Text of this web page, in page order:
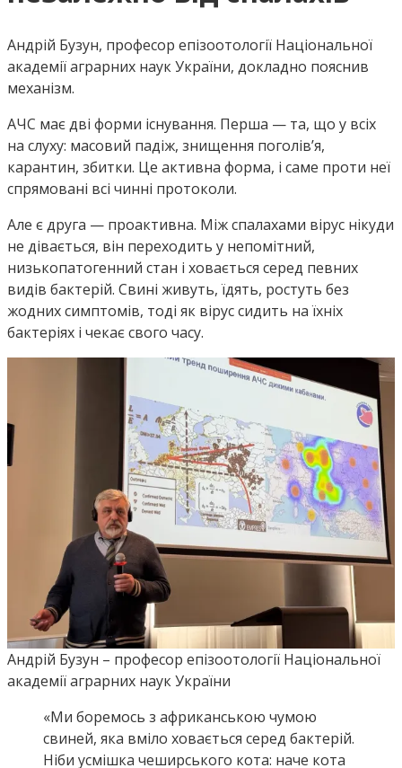
Андрій Бузун, професор епізоотології Національної
академії аграрних наук України, докладно пояснив
механізм.
АЧС має дві форми існування. Перша — та, що у всіх
на слуху: масовий падіж, знищення поголів’я,
карантин, збитки. Це активна форма, і саме проти неї
спрямовані всі чинні протоколи.
Але є друга — проактивна. Між спалахами вірус нікуди
не дівається, він переходить у непомітний,
низькопатогенний стан і ховається серед певних
видів бактерій. Свині живуть, їдять, ростуть без
жодних симптомів, тоді як вірус сидить на їхніх
бактеріях і чекає свого часу.
Андрій Бузун – професор епізоотології Національної
академії аграрних наук України
«Ми боремось з африканською чумою
свиней, яка вміло ховається серед бактерій.
Ніби усмішка чеширського кота: наче кота